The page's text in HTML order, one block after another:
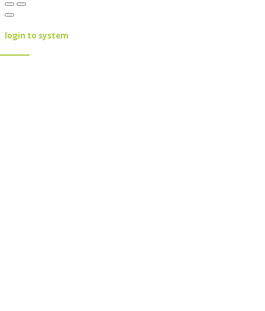
login to system